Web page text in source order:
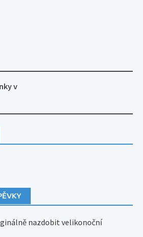
v
nazdobit velikonoční